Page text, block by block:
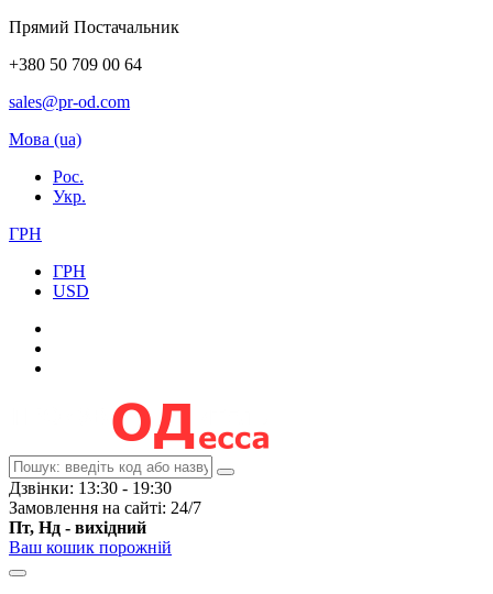
Прямий Постачальник
+380 50 709 00 64
sales@pr-od.com
Мова (ua)
Рос.
Укр.
ГРН
ГРН
USD
Дзвінки: 13:30 - 19:30
Замовлення на сайті: 24/7
Пт, Нд - вихідний
Ваш кошик порожній